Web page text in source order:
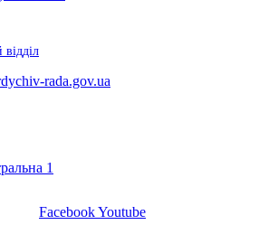
відділ
rada.gov.ua
1
FacebookYoutube